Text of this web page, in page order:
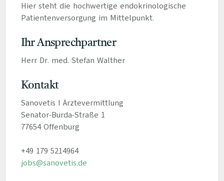
Hier steht die hochwertige endokrinologische
Patientenversorgung im Mittelpunkt.
Ihr Ansprechpartner
Herr Dr. med. Stefan Walther
Kontakt
Sanovetis I Ärztevermittlung
Senator-Burda-Straße 1
77654 Offenburg
+49 179 5214964
jobs@sanovetis.de